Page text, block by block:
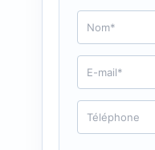
N
m
*
E
m
a
*
T
l